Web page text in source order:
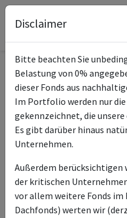
Informationen zum Fonds
Name
ISIN des Fonds
Typ des Fonds
Fondsmanagement
Disclaimer
Bitte beachten Sie
Belastung von 0%
dieser Fonds aus
Im Portfolio werden nur
gekennzeichnet, die
Es gibt darüber hinaus
Unternehmen.
Außerdem berücksichtigen
der kritischen
vor allem weitere Fonds im
Dachfonds) werten wir